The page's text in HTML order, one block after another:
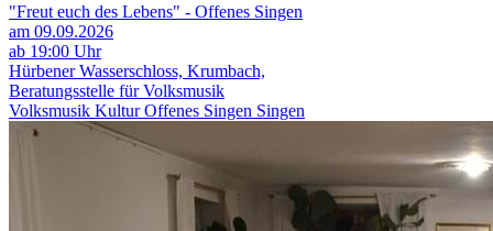
"Freut euch des Lebens" - Offenes Singen
am 09.09.2026
ab 19:00 Uhr
Hürbener Wasserschloss, Krumbach,
Beratungsstelle für Volksmusik
Volksmusik Kultur Offenes Singen Singen